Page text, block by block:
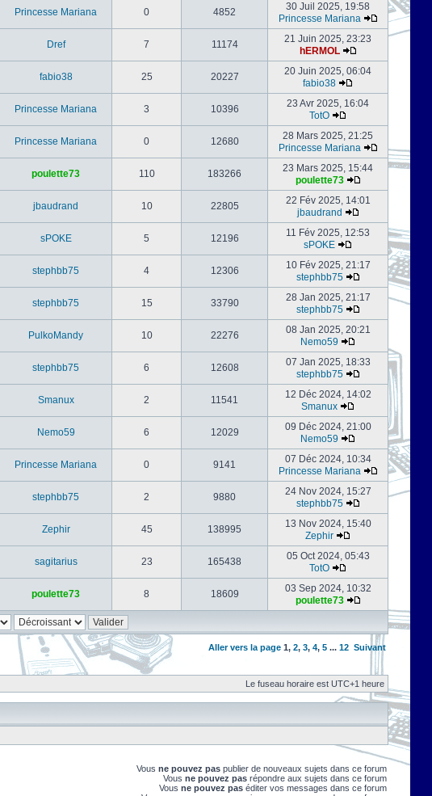
Princesse Mariana 0 4852
30 Juil 2025, 19:58
Princesse Mariana
Dref 7 11174
21 Juin 2025, 23:23
hERMOL
fabio38 25 20227
20 Juin 2025, 06:04
fabio38
Princesse Mariana 3 10396
23 Avr 2025, 16:04
TotO
Princesse Mariana 0 12680
28 Mars 2025, 21:25
Princesse Mariana
poulette73 110 183266
23 Mars 2025, 15:44
poulette73
jbaudrand 10 22805
22 Fév 2025, 14:01
jbaudrand
sPOKE 5 12196
11 Fév 2025, 12:53
sPOKE
stephbb75 4 12306
10 Fév 2025, 21:17
stephbb75
stephbb75 15 33790
28 Jan 2025, 21:17
stephbb75
PulkoMandy 10 22276
08 Jan 2025, 20:21
Nemo59
stephbb75 6 12608
07 Jan 2025, 18:33
stephbb75
Smanux 2 11541
12 Déc 2024, 14:02
Smanux
Nemo59 6 12029
09 Déc 2024, 21:00
Nemo59
Princesse Mariana 0 9141
07 Déc 2024, 10:34
Princesse Mariana
stephbb75 2 9880
24 Nov 2024, 15:27
stephbb75
Zephir 45 138995
13 Nov 2024, 15:40
Zephir
sagitarius 23 165438
05 Oct 2024, 05:43
TotO
poulette73 8 18609
03 Sep 2024, 10:32
poulette73
Aller vers la page 1, 2, 3, 4, 5 ... 12 Suivant
Le fuseau horaire est UTC+1 heure
Vous ne pouvez pas publier de nouveaux sujets dans ce forum
Vous ne pouvez pas répondre aux sujets dans ce forum
Vous ne pouvez pas éditer vos messages dans ce forum